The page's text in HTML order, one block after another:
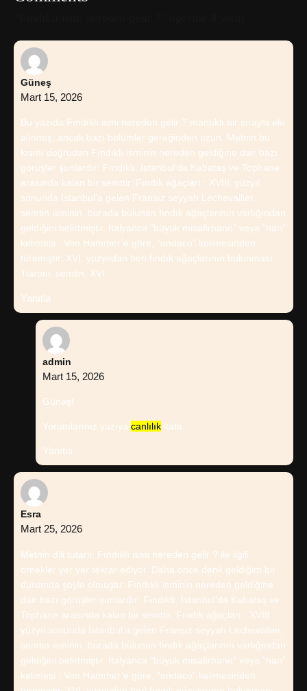
Güneş
Mart 15, 2026
Bu yazıda Fındıklı ismi nereden gelir ? mantıklı bir sırayla ele
alınmış, ancak bazı bölümler gereğinden uzun. Metnin bu
kısmı doğrudan Fındıklı isminin nereden geldiğine dair bazı
görüşler şunlardır: Fındıklı, İstanbul’da Kabataş ve Tophane
arasında kalan bir semttir. Fındık ağaçları : XVIII. yüzyıl
sonunda İstanbul’a gelen Fransız seyyah Lechevallier,
semtin isminin, burada bulunan fındık ağaçlarının varlığından
geldiğini belirtmiştir. İtalyanca “büyük misafirhane” veya “han”
kelimesi : Von Hammer’e göre, “ondaco” kelimesinden
türemiştir. XVI. yüzyıldan beri fındık ağaçlarının bulunması :
Tiaroni, semtin, XVI.
Yanıtla
admin
Mart 15, 2026
Güneş!
Yorumlarınız yazıya canlılık kattı.
Yanıtla
Esra
Mart 25, 2026
Metnin dili tutarlı; Fındıklı ismi nereden gelir ? ile ilgili
örnekler yer yer tekrar ediyor. Daha önce denk geldiğim bir
durumda şöyle olmuştu: Fındıklı isminin nereden geldiğine
dair bazı görüşler şunlardır: Fındıklı, İstanbul’da Kabataş ve
Tophane arasında kalan bir semttir. Fındık ağaçları : XVIII.
yüzyıl sonunda İstanbul’a gelen Fransız seyyah Lechevallier,
semtin isminin, burada bulunan fındık ağaçlarının varlığından
geldiğini belirtmiştir. İtalyanca “büyük misafirhane” veya “han”
kelimesi : Von Hammer’e göre, “ondaco” kelimesinden